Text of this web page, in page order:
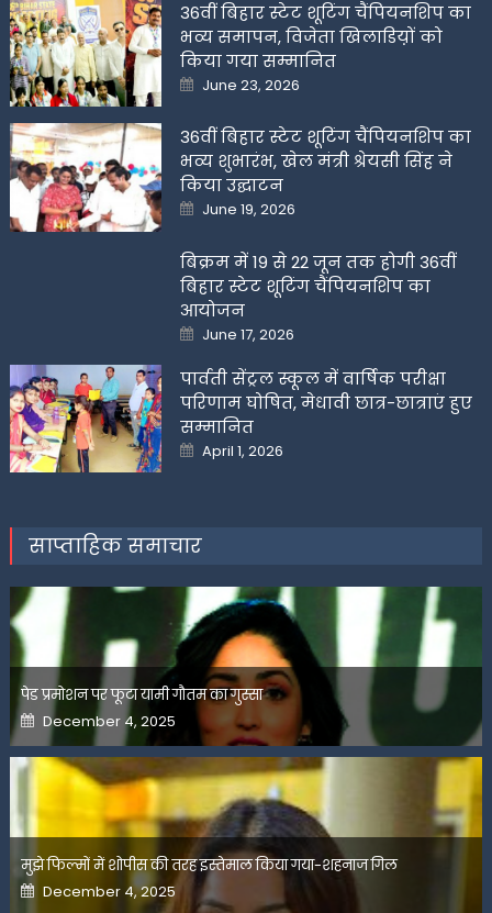
36वीं बिहार स्टेट शूटिंग चैंपियनशिप का
भव्य समापन, विजेता खिलाडिय़ों को
किया गया सम्मानित
Posted
on
June 23, 2026
36वीं बिहार स्टेट शूटिंग चैंपियनशिप का
भव्य शुभारंभ, खेल मंत्री श्रेयसी सिंह ने
किया उद्घाटन
Posted
on
June 19, 2026
बिक्रम में 19 से 22 जून तक होगी 36वीं
बिहार स्टेट शूटिंग चैंपियनशिप का
आयोजन
Posted
on
June 17, 2026
पार्वती सेंट्रल स्कूल में वार्षिक परीक्षा
परिणाम घोषित, मेधावी छात्र-छात्राएं हुए
सम्मानित
Posted
on
April 1, 2026
साप्ताहिक समाचार
पेड प्रमोशन पर फूटा यामी गौतम का गुस्सा
Posted
on
December 4, 2025
मुझे फिल्मों में शोपीस की तरह इस्तेमाल किया गया-शहनाज गिल
Posted
on
December 4, 2025